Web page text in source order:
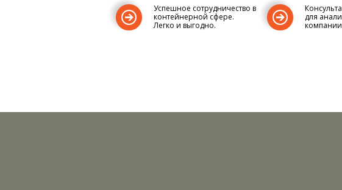
Успешное сотрудничество в
контейнерной сфере.
Легко и выгодно.
для